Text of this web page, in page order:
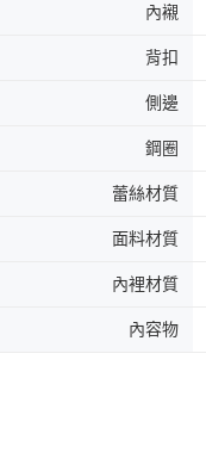
內襯
背扣
側邊
鋼圈
蕾絲材質
面料材質
內裡材質
內容物